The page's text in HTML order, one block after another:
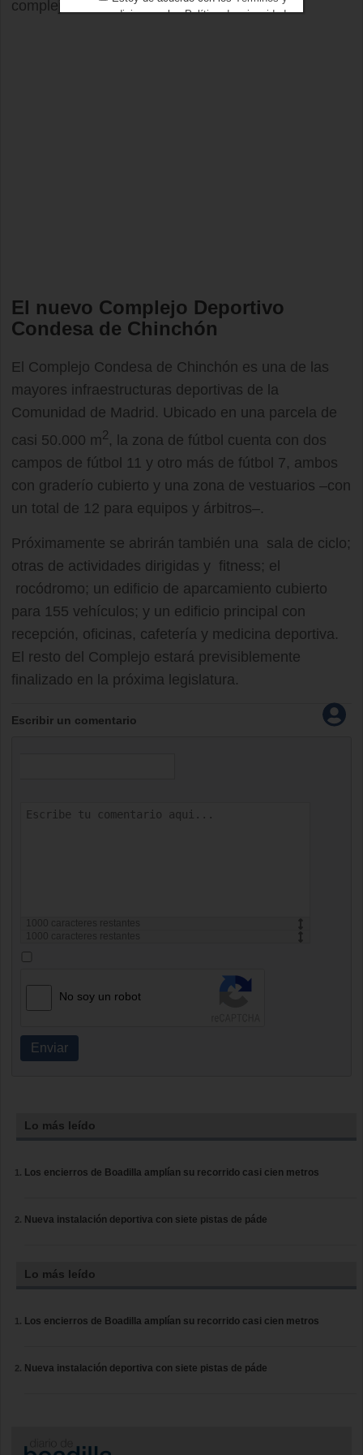
complejo.
El nuevo Complejo Deportivo
Condesa de Chinchón
El Complejo Condesa de Chinchón es una de las
mayores infraestructuras deportivas de la
Comunidad de Madrid. Ubicado en una parcela de
casi 50.000 m2, la zona de fútbol cuenta con dos
campos de fútbol 11 y otro más de fútbol 7, ambos
con graderío cubierto y una zona de vestuarios –con
un total de 12 para equipos y árbitros–.
Próximamente se abrirán también una sala de ciclo;
otras de actividades dirigidas y fitness; el
rocódromo; un edificio de aparcamiento cubierto
para 155 vehículos; y un edificio principal con
recepción, oficinas, cafetería y medicina deportiva.
El resto del Complejo estará previsiblemente
finalizado en la próxima legislatura.
Escribir un comentario
caracteres restantes
caracteres restantes
No soy un robot
Enviar
Lo más leído
Los encierros de Boadilla amplían su recorrido casi cien metros
Nueva instalación deportiva con siete pistas de páde
Lo más leído
Los encierros de Boadilla amplían su recorrido casi cien metros
Nueva instalación deportiva con siete pistas de páde
condicionesy losPolítica de privacidad